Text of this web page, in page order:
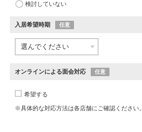
検討していない
入居希望時期 任意
オンラインによる面会対応 任意
希望する
※具体的な対応方法は各店舗にご確認ください。